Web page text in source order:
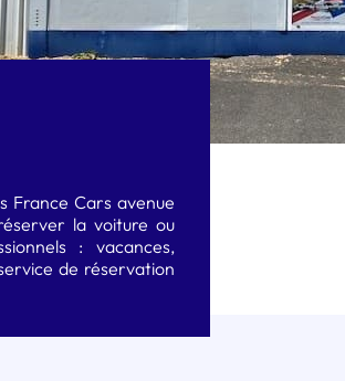
SUVA ÉLECTRIQUE type Renault Scénic Etech
France Cars avenue
la voiture ou
: vacances,
de réservation